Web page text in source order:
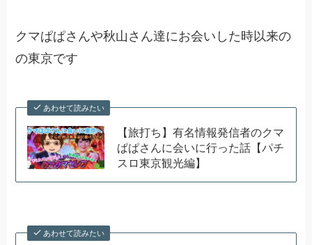
クマぱぱさんや秋山さん達にお会いした時以来の
の東京です
あわせて読みたい
【旅打ち】有名情報発信者のクマ
ぱぱさんに会いに行った話【パチ
スロ東京観光編】
あわせて読みたい